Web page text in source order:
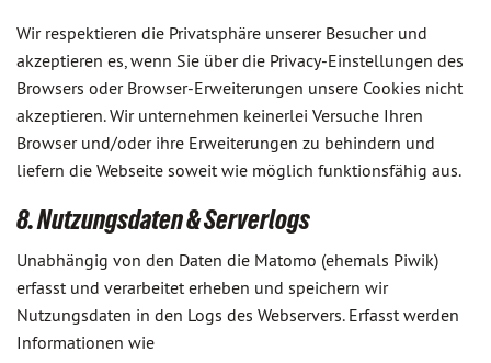
Wir respektieren die Privatsphäre unserer Besucher und
akzeptieren es, wenn Sie über die Privacy-Einstellungen des
Browsers oder Browser-Erweiterungen unsere Cookies nicht
akzeptieren. Wir unternehmen keinerlei Versuche Ihren
Browser und/oder ihre Erweiterungen zu behindern und
liefern die Webseite soweit wie möglich funktionsfähig aus.
8. Nutzungsdaten & Serverlogs
Unabhängig von den Daten die Matomo (ehemals Piwik)
erfasst und verarbeitet erheben und speichern wir
Nutzungsdaten in den Logs des Webservers. Erfasst werden
Informationen wie